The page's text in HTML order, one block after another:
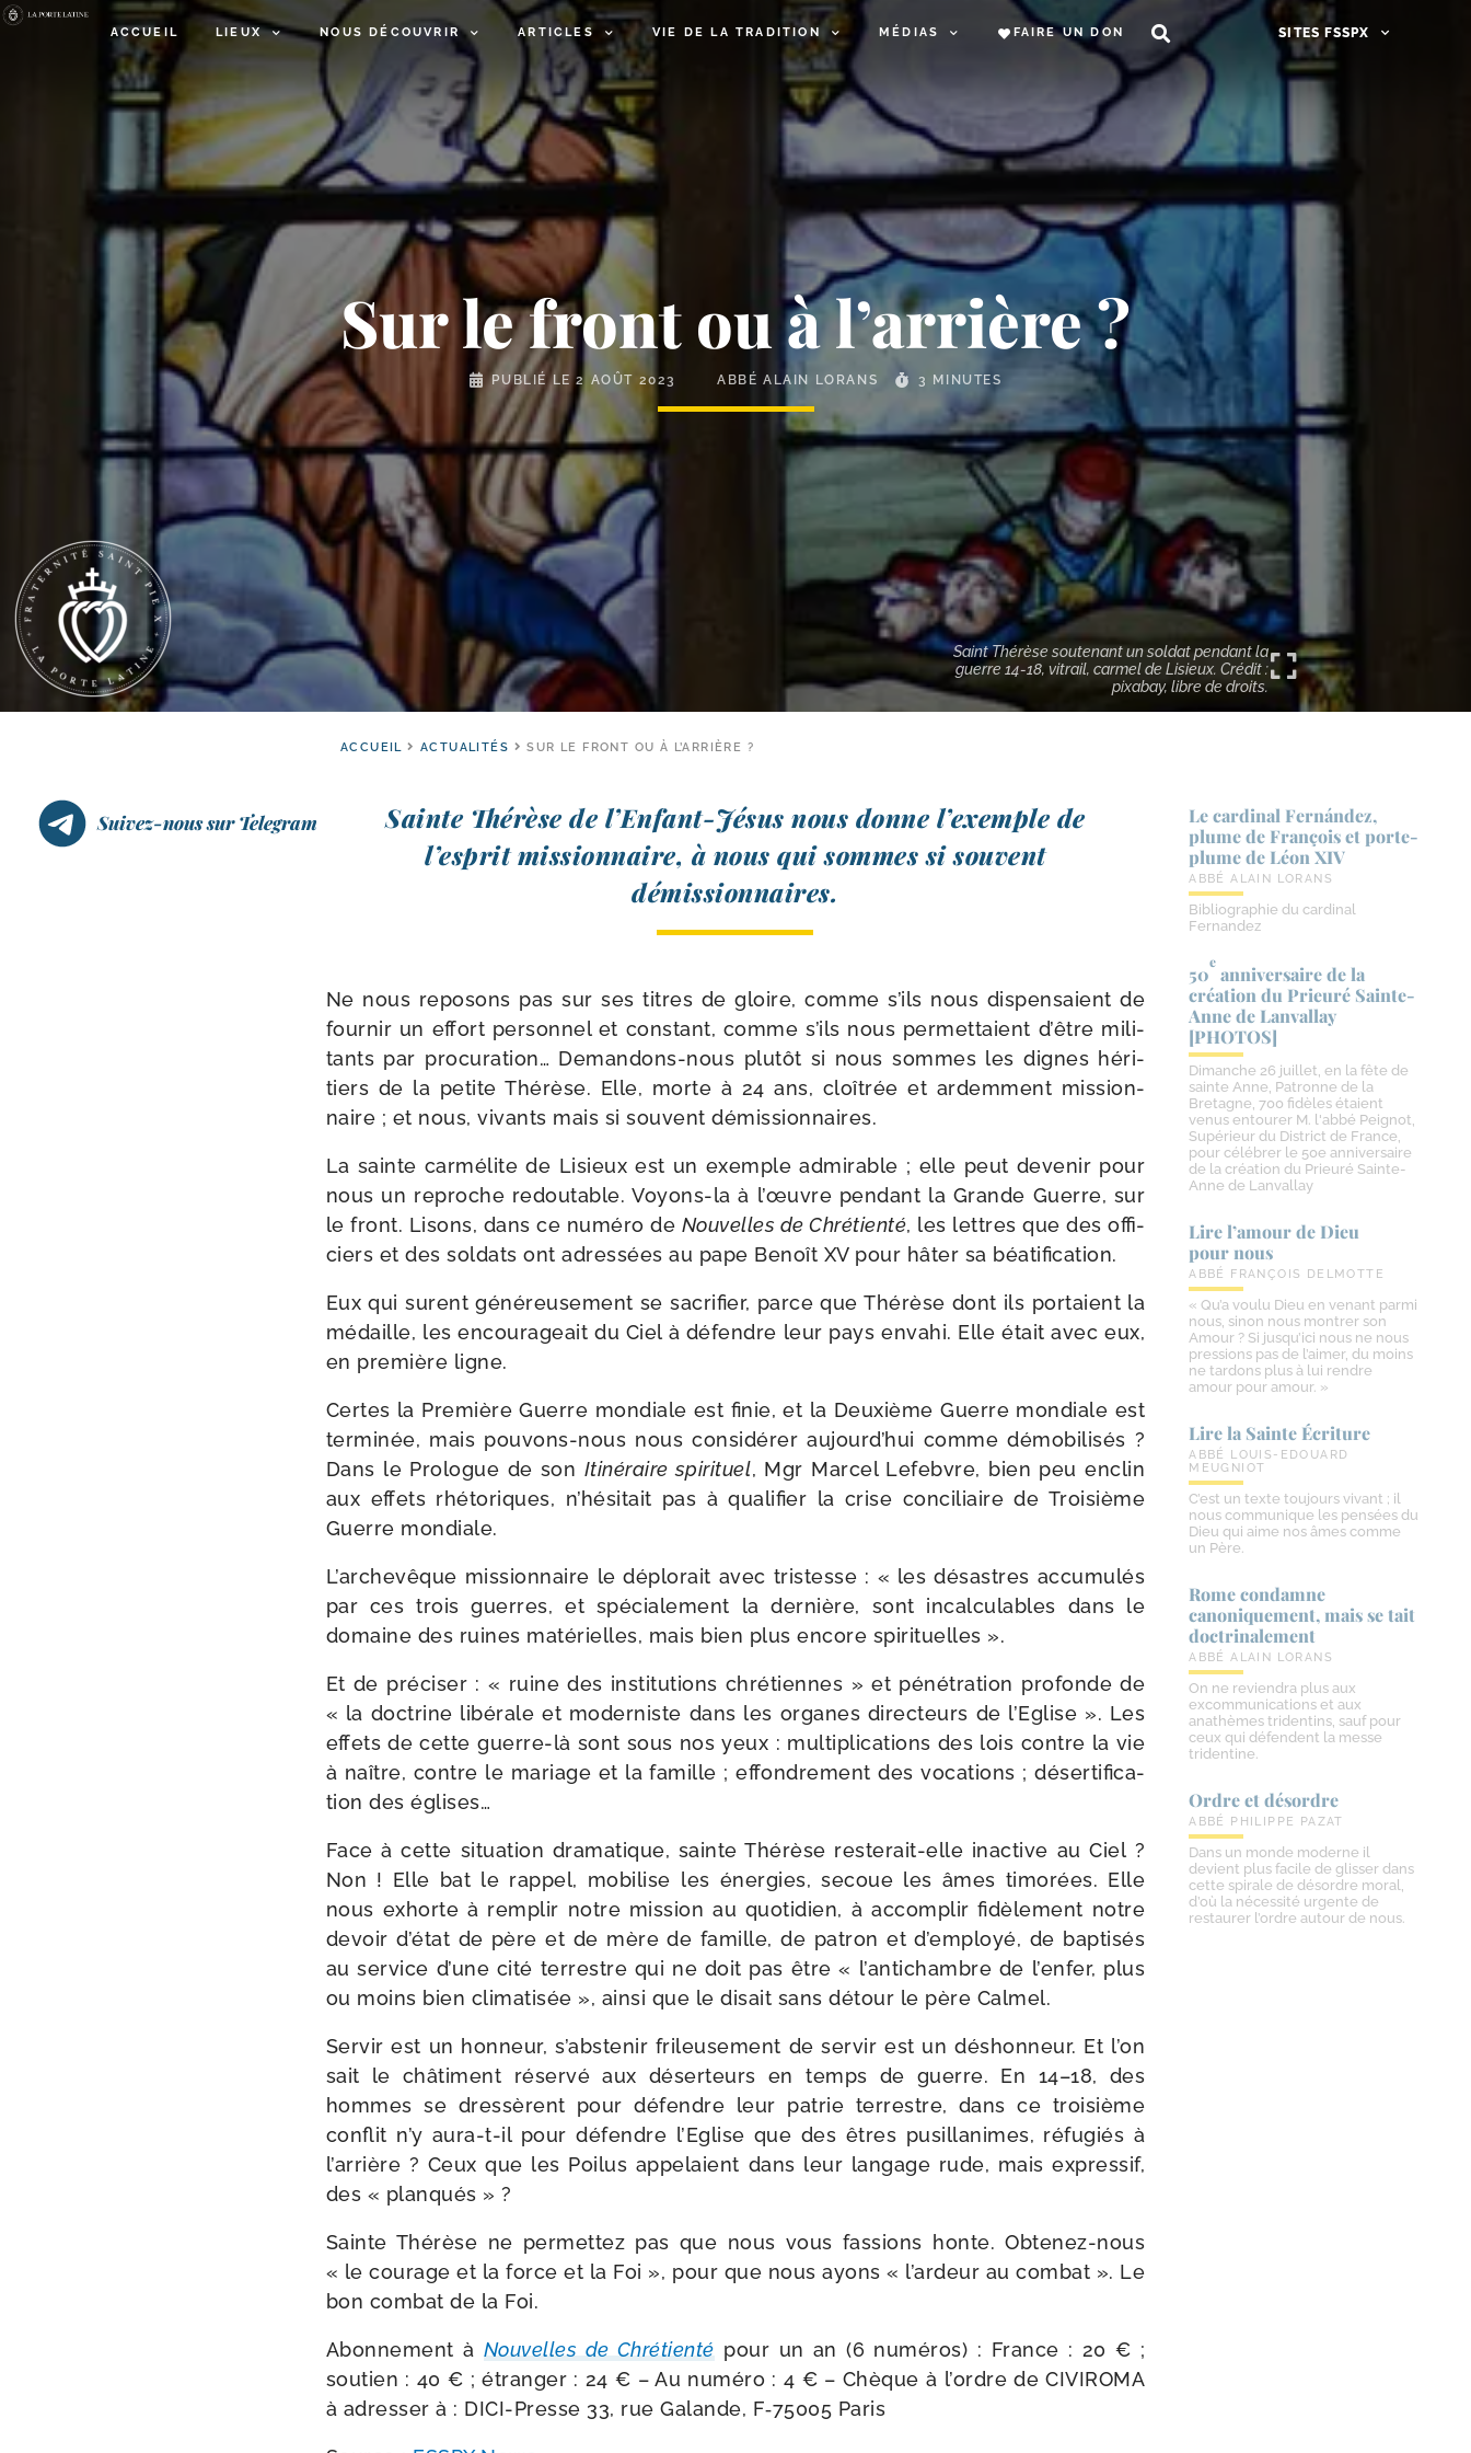
ACCUEIL LIEUX NOUS DÉCOUVRIR ARTICLES VIE DE LA TRADITION MÉDIAS FAIRE UN DON SITES FSSPX
Sur le front ou à l’arrière ?
PUBLIÉ LE2 AOÛT 2023 ABBÉ ALAIN LORANS 3 MINUTES
Saint Thérèse soutenant un soldat pendant la
guerre 14-18, vitrail, carmel de Lisieux. Crédit :
pixabay, libre de droits.
ACCUEIL ACTUALITÉS SUR LE FRONT OU À L’ARRIÈRE ?
Suivez-nous sur Telegram
Sainte Thérèse de l’Enfant-Jésus nous donne l’exemple de
l’es­prit mis­sion­naire, à nous qui sommes si sou­vent
démissionnaires.
Ne nous repo­sons pas sur ses titres de gloire, comme s’ils nous dis­pen­saient de
four­nir un effort per­son­nel et constant, comme s’ils nous per­met­taient d’être mili­
tants par pro­cu­ra­tion… Demandons-​nous plu­tôt si nous sommes les dignes héri­
tiers de la petite Thérèse. Elle, morte à 24 ans, cloî­trée et ardem­ment mis­sion­
naire ; et nous, vivants mais si sou­vent démissionnaires.
La sainte car­mé­lite de Lisieux est un exemple admi­rable ; elle peut deve­nir pour
nous un reproche redou­table. Voyons-​la à l’œuvre pen­dant la Grande Guerre, sur
le front. Lisons, dans ce numé­ro de Nouvelles de Chrétienté, les lettres que des offi­
ciers et des sol­dats ont adres­sées au pape Benoît XV pour hâter sa béatification.
Eux qui sur­ent géné­reu­se­ment se sacri­fier, parce que Thérèse dont ils por­taient la
médaille, les encou­ra­geait du Ciel à défendre leur pays enva­hi. Elle était avec eux,
en pre­mière ligne.
Certes la Première Guerre mon­diale est finie, et la Deuxième Guerre mon­diale est
ter­mi­née, mais pouvons-​nous nous consi­dé­rer aujourd’hui comme démo­bi­li­sés ?
Dans le Prologue de son Itinéraire spi­ri­tuel, Mgr Marcel Lefebvre, bien peu enclin
aux effets rhé­to­riques, n’hésitait pas à qua­li­fier la crise conci­liaire de Troisième
Guerre mondiale.
L’archevêque mis­sion­naire le déplo­rait avec tris­tesse : « les désastres accu­mu­lés
par ces trois guerres, et spé­cia­le­ment la der­nière, sont incal­cu­lables dans le
domaine des ruines maté­rielles, mais bien plus encore spirituelles ».
Et de pré­ci­ser : « ruine des ins­ti­tu­tions chré­tiennes » et péné­tra­tion pro­fonde de
« la doc­trine libé­rale et moder­niste dans les organes direc­teurs de l’Eglise ». Les
effets de cette guerre-​là sont sous nos yeux : mul­ti­pli­ca­tions des lois contre la vie
à naître, contre le mariage et la famille ; effon­dre­ment des voca­tions ; déser­ti­fi­ca­
tion des églises…
Face à cette situa­tion dra­ma­tique, sainte Thérèse resterait-​elle inac­tive au Ciel ?
Non ! Elle bat le rap­pel, mobi­lise les éner­gies, secoue les âmes timo­rées. Elle
nous exhorte à rem­plir notre mis­sion au quo­ti­dien, à accom­plir fidè­le­ment notre
devoir d’état de père et de mère de famille, de patron et d’employé, de bap­ti­sés
au ser­vice d’une cité ter­restre qui ne doit pas être « l’antichambre de l’enfer, plus
ou moins bien cli­ma­ti­sée », ain­si que le disait sans détour le père Calmel.
Servir est un hon­neur, s’abstenir fri­leu­se­ment de ser­vir est un déshon­neur. Et l’on
sait le châ­ti­ment réser­vé aux déser­teurs en temps de guerre. En 14–18, des
hommes se dres­sèrent pour défendre leur patrie ter­restre, dans ce troi­sième
conflit n’y aura-​t-​il pour défendre l’Eglise que des êtres pusil­la­nimes, réfu­giés à
l’arrière ? Ceux que les Poilus appe­laient dans leur lan­gage rude, mais expres­sif,
des « planqués » ?
Sainte Thérèse ne per­met­tez pas que nous vous fas­sions honte. Obtenez-​nous
« le cou­rage et la force et la Foi », pour que nous ayons « l’ardeur au com­bat ». Le
bon com­bat de la Foi.
Abonnement à Nouvelles de Chrétienté pour un an (6 numé­ros) : France : 20 € ;
sou­tien : 40 € ; étran­ger : 24 € – Au numé­ro : 4 € – Chèque à l’ordre de CIVIROMA
à adres­ser à : DICI-​Presse 33, rue Galande, F‑75005 Paris
Le cardinal Fernández,
plume de François et porte-​
plume de Léon XIV
ABBÉ ALAIN LORANS
Bibliographie du cardinal
Fernandez
50
e
anniversaire de la
création du Prieuré Sainte-​
Anne de Lanvallay
[PHOTOS]
Dimanche 26 juillet, en la fête de
sainte Anne, Patronne de la
Bretagne, 700 fidèles étaient
venus entourer M. l'abbé Peignot,
Supérieur du District de France,
pour célébrer le 50e anniversaire
de la création du Prieuré Sainte-
Anne de Lanvallay
Lire l’amour de Dieu
pour nous
ABBÉ FRANÇOIS DELMOTTE
« Qu’a voulu Dieu en venant parmi
nous, sinon nous montrer son
Amour ? Si jusqu’ici nous ne nous
pressions pas de l’aimer, du moins
ne tardons plus à lui rendre
amour pour amour. »
Lire la Sainte Écriture
ABBÉ LOUIS-EDOUARD
MEUGNIOT
C’est un texte toujours vivant ; il
nous communique les pensées du
Dieu qui aime nos âmes comme
un Père.
Rome condamne
canoniquement, mais se tait
doctrinalement
ABBÉ ALAIN LORANS
On ne reviendra plus aux
excommunications et aux
anathèmes tridentins, sauf pour
ceux qui défendent la messe
tridentine.
Ordre et désordre
ABBÉ PHILIPPE PAZAT
Dans un monde moderne il
devient plus facile de glisser dans
cette spirale de désordre moral,
d’où la nécessité urgente de
restaurer l’ordre autour de nous.